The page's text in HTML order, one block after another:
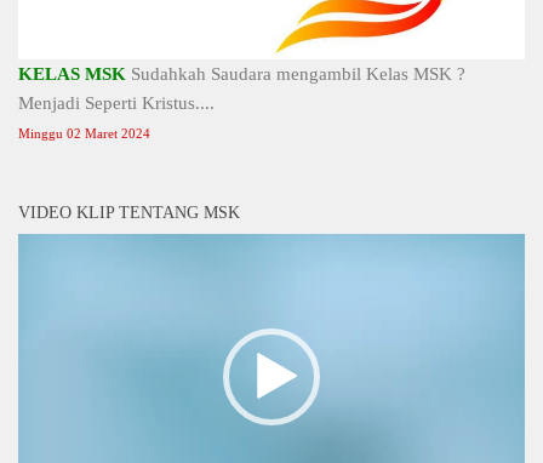
KELAS MSK Sudahkah Saudara mengambil Kelas MSK ?
Menjadi Seperti Kristus....
Minggu 02 Maret 2024
VIDEO KLIP TENTANG MSK